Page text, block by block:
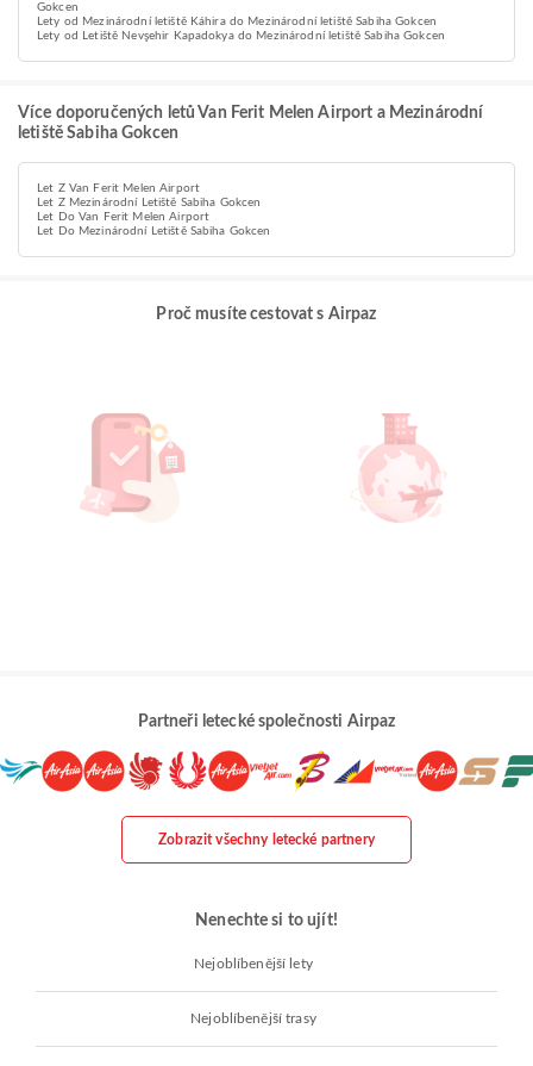
Gokcen
Lety od Mezinárodní letiště Káhira do Mezinárodní letiště Sabiha Gokcen
Lety od Letiště Nevşehir Kapadokya do Mezinárodní letiště Sabiha Gokcen
Více doporučených letů Van Ferit Melen Airport a Mezinárodní
letiště Sabiha Gokcen
Let Z Van Ferit Melen Airport
Let Z Mezinárodní Letiště Sabiha Gokcen
Let Do Van Ferit Melen Airport
Let Do Mezinárodní Letiště Sabiha Gokcen
Proč musíte cestovat s Airpaz
Partneři letecké společnosti Airpaz
Zobrazit všechny letecké partnery
Nenechte si to ujít!
Nejoblíbenější lety
Nejoblíbenější trasy